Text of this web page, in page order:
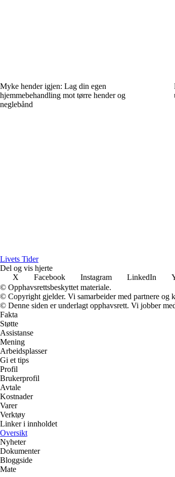
Myke hender igjen: Lag din egen
hjemmebehandling mot tørre hender og
neglebånd
Livets Tider
Del og vis hjerte
X
Facebook Instagram LinkedIn
© Opphavsrettsbeskyttet materiale.
© Copyright gjelder. Vi samarbeider med partnere og
© Denne siden er underlagt opphavsrett. Vi jobber
Fakta
Støtte
Assistanse
Mening
Arbeidsplasser
Gi et tips
Profil
Brukerprofil
Avtale
Kostnader
Varer
Verktøy
Linker i innholdet
Oversikt
Nyheter
Dokumenter
Bloggside
Mate